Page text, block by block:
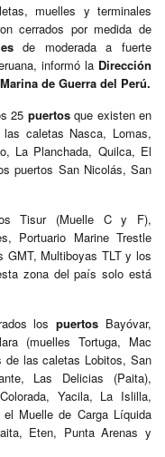
muelles y terminales
cerrados por medida de
de moderada a fuerte
informó la Dirección
Marina de Guerra del Perú.
25 puertosque existen en
caletas Nasca, Lomas,
La Planchada, Quilca, El
puertos San Nicolás, San
Tisur (Muelle C y F),
Portuario Marine Trestle
GMT, Multiboyas TLT y los
zona del país solo está
lospuertos Bayóvar,
(muelles Tortuga, Mac
de las caletas Lobitos, San
Las Delicias (Paita),
Yacila, La Islilla,
Muelle de Carga Líquida
Eten, Punta Arenas y